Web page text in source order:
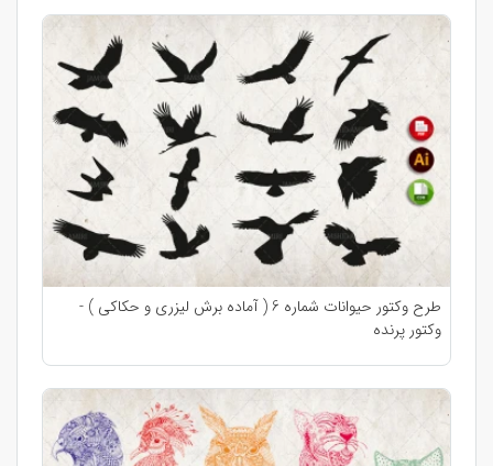
طرح وکتور حیوانات شماره 6 ( آماده برش لیزری و حکاکی ) -
وکتور پرنده